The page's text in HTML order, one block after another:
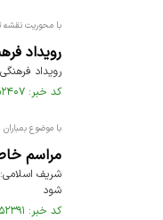
با محوریت نقشه
رویداد
رویداد
کد خبر: ۳۵۲۴۰۷ تاریخ انتشار : ۱۴۰۴/۰۱/۲۹
با موضوع
مراسم
شریف
شود
کد خبر: ۳۵۲۳۹۱ تاریخ انتشار : ۱۴۰۴/۰۱/۲۸